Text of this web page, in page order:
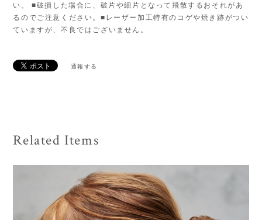
い。 ■破損した場合に、破片や細片となって飛散するおそれがあ
るのでご注意ください。■レーザー加工特有のコゲや焼き跡がつい
ていますが、不良ではございません。
通報する
Related Items